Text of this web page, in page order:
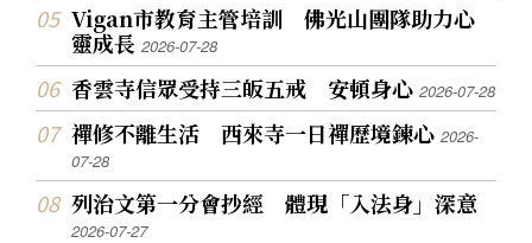
Vigan市教育主管培訓 佛光山團隊助力心
靈成長2026-07-28
香雲寺信眾受持三皈五戒 安頓身心2026-07-28
禪修不離生活 西來寺一日禪歷境鍊心2026-
07-28
列治文第一分會抄經 體現「入法身」深意
2026-07-27